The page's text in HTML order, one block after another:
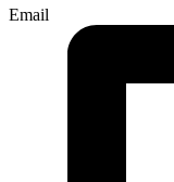
Email